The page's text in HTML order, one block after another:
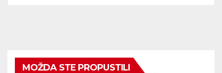
MOŽDA STE PROPUSTILI